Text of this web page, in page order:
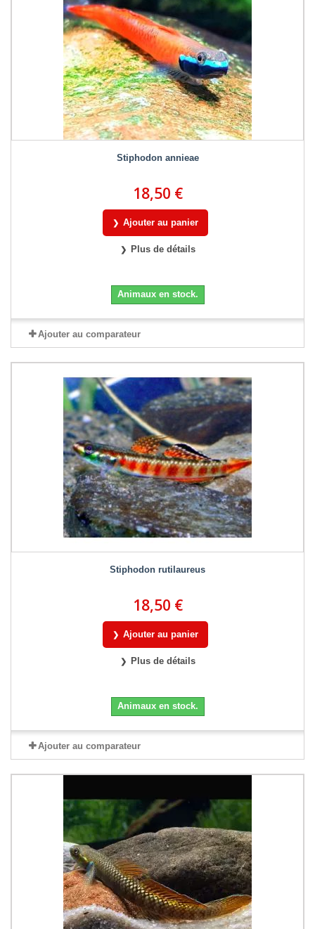
Stiphodon annieae
18,50 €
Ajouter au panier
Plus de détails
Animaux en stock.
Ajouter au comparateur
Stiphodon rutilaureus
18,50 €
Ajouter au panier
Plus de détails
Animaux en stock.
Ajouter au comparateur